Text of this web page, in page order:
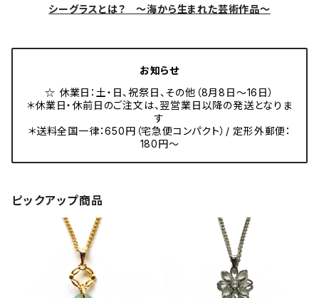
シーグラスとは？ ～海から生まれた芸術作品～
お知らせ
☆ 休業日：土・日、祝祭日、その他（8月8日～16日）
＊休業日・休前日のご注文は、翌営業日以降の発送となりま
す
＊送料全国一律：650円（宅急便コンパクト）/ 定形外郵便：
180円～
ピックアップ商品